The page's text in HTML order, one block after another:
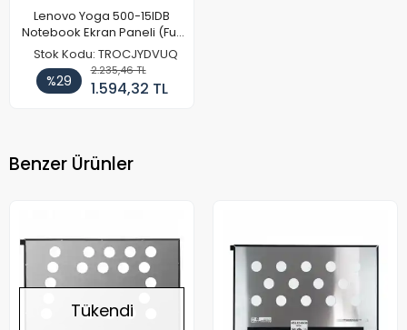
Lenovo Yoga 500-15IDB
Notebook Ekran Paneli (Full
HD)
Stok Kodu: TROCJYDVUQ
%29
2.235,46 TL
1.594,32 TL
Benzer Ürünler
Tükendi